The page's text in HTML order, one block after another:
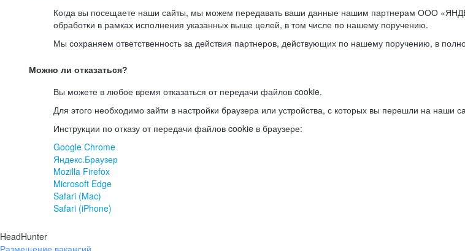
Когда вы посещаете наши сайты, мы можем передавать ваши данные нашим партнерам ООО
обработки в рамках исполнения указанных выше целей, в том числе по нашему поручению.
Мы сохраняем ответственность за действия партнеров, действующих по нашему поручению, в
Можно ли отказаться?
Вы можете в любое время отказаться от передачи файлов cookie.
Для этого необходимо зайти в настройки браузера или устройства, с которых вы перешли на наши
Инструкции по отказу от передачи файлов cookie в браузере:
Google Chrome
Яндекс.Браузер
Mozilla Firefox
Microsoft Edge
Safari (Mac)
Safari (iPhone)
HeadHunter
Размещение вакансий